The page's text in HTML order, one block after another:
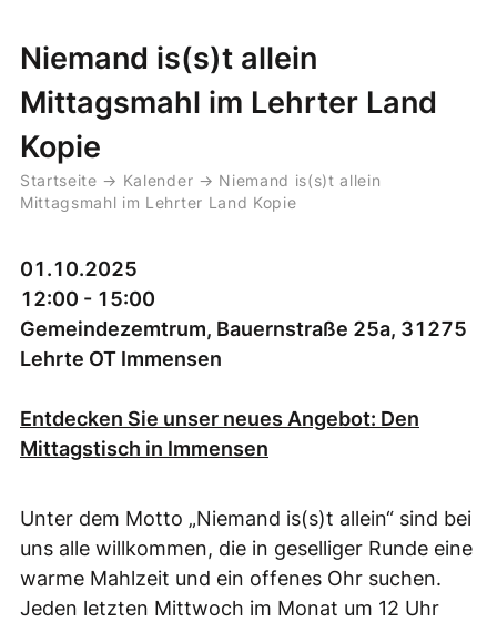
Niemand is(s)t allein
Mittagsmahl im Lehrter Land
Kopie
Startseite → Kalender → Niemand is(s)t allein
Mittagsmahl im Lehrter Land Kopie
01.10.2025
12:00 - 15:00
Gemeindezemtrum, Bauernstraße 25a, 31275
Lehrte OT Immensen
Entdecken Sie unser neues Angebot: Den
Mittagstisch in Immensen
Unter dem Motto „Niemand is(s)t allein“ sind bei
uns alle willkommen, die in geselliger Runde eine
warme Mahlzeit und ein offenes Ohr suchen.
Jeden letzten Mittwoch im Monat um 12 Uhr